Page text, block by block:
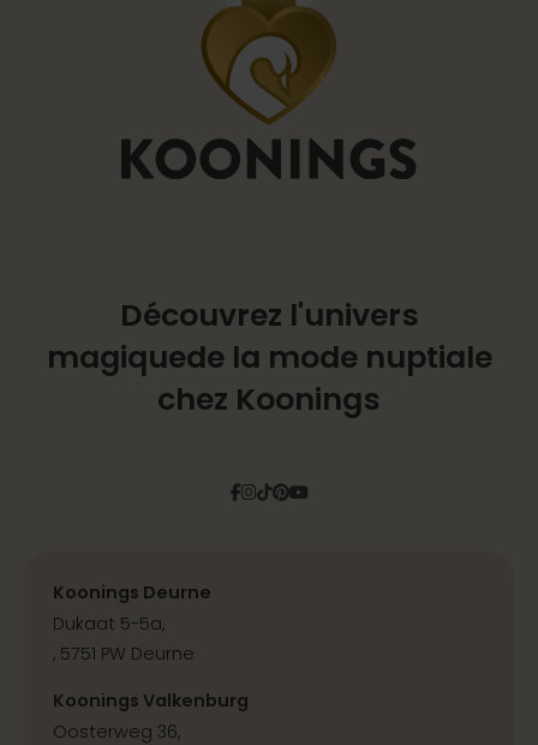
Découvrez l'univers
magiquede la mode nuptiale
chez Koonings
Facebook
Instagram
Tiktok
Pinterest
YouTube
Koonings Deurne
Dukaat 5-5a,
, 5751 PW Deurne
Koonings Valkenburg
Oosterweg 36,